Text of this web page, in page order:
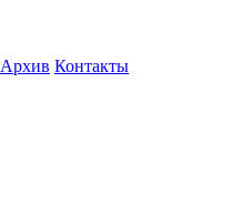
Архив Контакты